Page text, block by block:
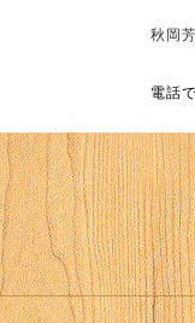
秋岡
電話